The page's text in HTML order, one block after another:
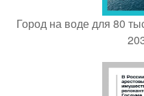
Город на воде для 80